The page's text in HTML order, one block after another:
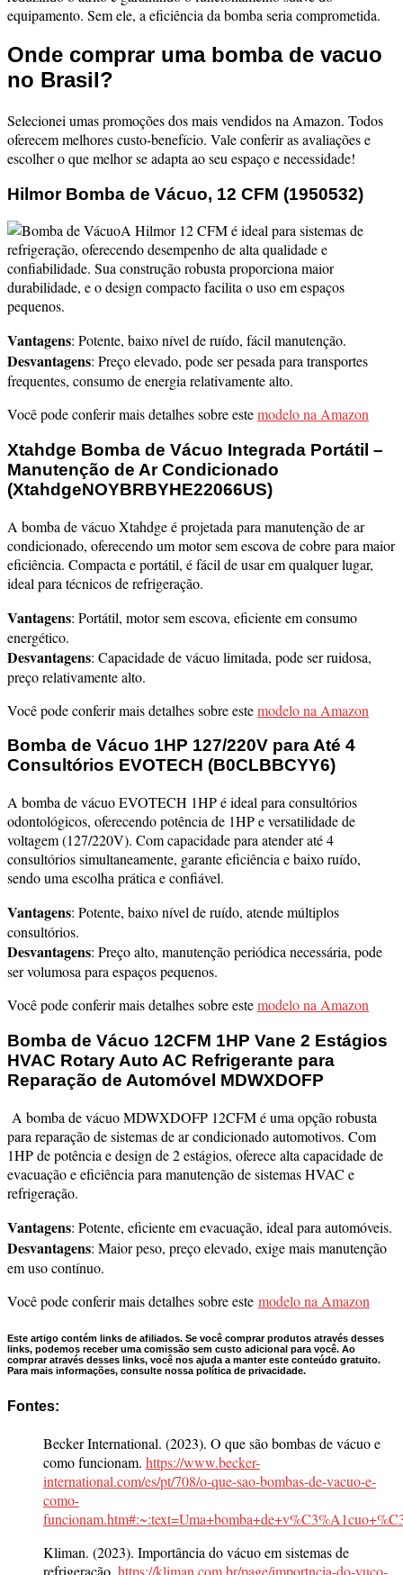
equipamento. Sem ele, a eficiência da bomba seria comprometida.
Onde comprar uma bomba de vacuo
no Brasil?
Selecionei umas promoções dos mais vendidos na Amazon. Todos
oferecem melhores custo-benefício. Vale conferir as avaliações e
escolher o que melhor se adapta ao seu espaço e necessidade!
Hilmor Bomba de Vácuo, 12 CFM (1950532)
A Hilmor 12 CFM é ideal para sistemas de
refrigeração, oferecendo desempenho de alta qualidade e
confiabilidade. Sua construção robusta proporciona maior
durabilidade, e o design compacto facilita o uso em espaços
pequenos.
Vantagens: Potente, baixo nível de ruído, fácil manutenção.
Desvantagens: Preço elevado, pode ser pesada para transportes
frequentes, consumo de energia relativamente alto.
Você pode conferir mais detalhes sobre estemodelo na Amazon
Xtahdge Bomba de Vácuo Integrada Portátil –
Manutenção de Ar Condicionado
(XtahdgeNOYBRBYHE22066US)
A bomba de vácuo Xtahdge é projetada para manutenção de ar
condicionado, oferecendo um motor sem escova de cobre para maior
eficiência. Compacta e portátil, é fácil de usar em qualquer lugar,
ideal para técnicos de refrigeração.
Vantagens: Portátil, motor sem escova, eficiente em consumo
energético.
Desvantagens: Capacidade de vácuo limitada, pode ser ruidosa,
preço relativamente alto.
Você pode conferir mais detalhes sobre estemodelo na Amazon
Bomba de Vácuo 1HP 127/220V para Até 4
Consultórios EVOTECH (B0CLBBCYY6)
A bomba de vácuo EVOTECH 1HP é ideal para consultórios
odontológicos, oferecendo potência de 1HP e versatilidade de
voltagem (127/220V). Com capacidade para atender até 4
consultórios simultaneamente, garante eficiência e baixo ruído,
sendo uma escolha prática e confiável.
Vantagens: Potente, baixo nível de ruído, atende múltiplos
consultórios.
Desvantagens: Preço alto, manutenção periódica necessária, pode
ser volumosa para espaços pequenos.
Você pode conferir mais detalhes sobre estemodelo na Amazon
Bomba de Vácuo 12CFM 1HP Vane 2 Estágios
HVAC Rotary Auto AC Refrigerante para
Reparação de Automóvel MDWXDOFP
A bomba de vácuo MDWXDOFP 12CFM é uma opção robusta
para reparação de sistemas de ar condicionado automotivos. Com
1HP de potência e design de 2 estágios, oferece alta capacidade de
evacuação e eficiência para manutenção de sistemas HVAC e
refrigeração.
Vantagens: Potente, eficiente em evacuação, ideal para automóveis.
Desvantagens: Maior peso, preço elevado, exige mais manutenção
em uso contínuo.
Você pode conferir mais detalhes sobre este modelo na Amazon
Este artigo contém links de afiliados. Se você comprar produtos através desses
links, podemos receber uma comissão sem custo adicional para você. Ao
comprar através desses links, você nos ajuda a manter este conteúdo gratuito.
Para mais informações, consulte nossa política de privacidade.
Fontes:
Becker International. (2023). O que são bombas de vácuo e
como funcionam. https://www.becker-
international.com/es/pt/708/o-que-sao-bombas-de-vacuo-e-
como-
Kliman. (2023). Importância do vácuo em sistemas de
refrigeração. https://kliman.com.br/page/importncia-do-vuco-